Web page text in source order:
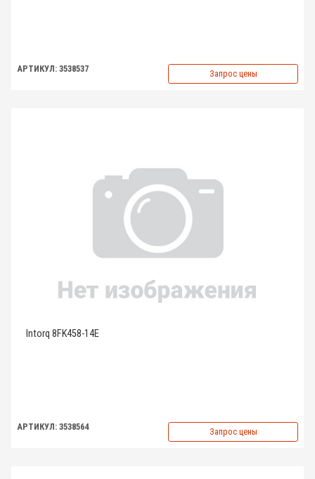
АРТИКУЛ: 3538537 Запрос цены
Intorq 8FK458-14E
АРТИКУЛ: 3538564 Запрос цены